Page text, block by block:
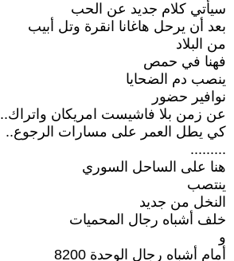
سيأتي كلام جديد عن الحب
بعد أن يرحل هاغانا انقرة وتل أبيب
من البلاد
فهنا في حمص
ينصب دم الضحايا
نوافير حضور
عن زمن بلا فاشيست امريكان واتراك..
كي يطل العمر على مسارات الرجوع..
.........
هنا على الساحل السوري
ينتصب
النخل من جديد
خلف أشباه رجال المحميات
و
أمام أشباه رجال الوحدة 8200